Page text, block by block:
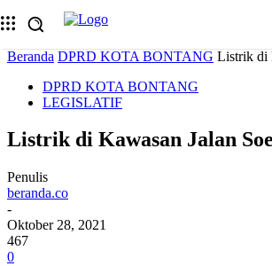
Beranda DPRD KOTA BONTANG Listrik di
DPRD KOTA BONTANG
LEGISLATIF
Listrik di Kawasan Jalan
Penulis
beranda.co
-
Oktober 28, 2021
467
0